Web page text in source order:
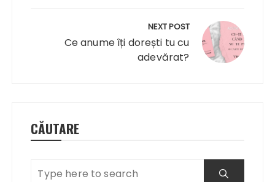
NEXT POST
Ce anume îți dorești tu cu
adevărat?
CĂUTARE